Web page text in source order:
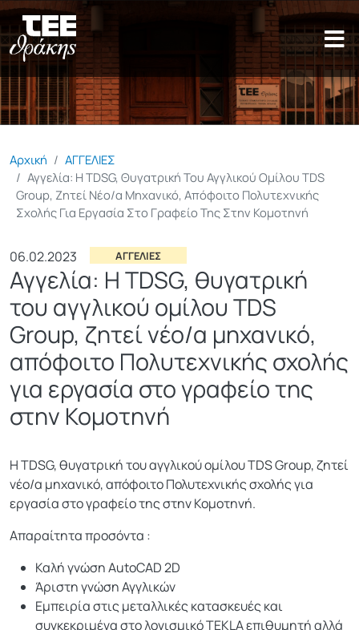
Παράκαμψη προς το κυρίως
Αρχική
ΑΓΓΕΛΙΕΣ
Αγγελία: H TDSG, Θυγατρική Του Αγγλικού Ομίλου TDS
Group, Ζητεί Νέο/α Μηχανικό, Απόφοιτο Πολυτεχνικής
Σχολής Για Εργασία Στο Γραφείο Της Στην Κομοτηνή
06.02.2023 ΑΓΓΕΛΙΕΣ
Αγγελία: H TDSG, θυγατρική
του αγγλικού ομίλου TDS
Group, ζητεί νέο/α μηχανικό,
απόφοιτο Πολυτεχνικής σχολής
για εργασία στο γραφείο της
στην Κομοτηνή
H TDSG, θυγατρική του αγγλικού ομίλου TDS Group, ζητεί
νέο/α μηχανικό, απόφοιτο Πολυτεχνικής σχολής για
εργασία στο γραφείο της στην Κομοτηνή.
Απαραίτητα προσόντα :
Καλή γνώση AutoCAD 2D
Άριστη γνώση Αγγλικών
Εμπειρία στις μεταλλικές κατασκευές και
συγκεκριμένα στο λογισμικό TEKLA επιθυμητή αλλά